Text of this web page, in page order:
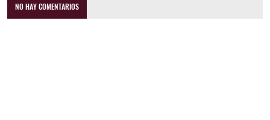
NO HAY COMENTARIOS